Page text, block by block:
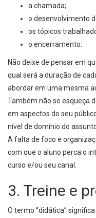
a chamada;
o desenvolvimento
os tópicos
o encerramento.
Não deixe de pensar em
qual será a duração de
abordar em uma mesma
Também não se esqueça
em aspectos do seu
nível de domínio do
A falta de foco e
com que o aluno perca o
curso e/ou seu canal.
3. Treine e
O termo “didática”